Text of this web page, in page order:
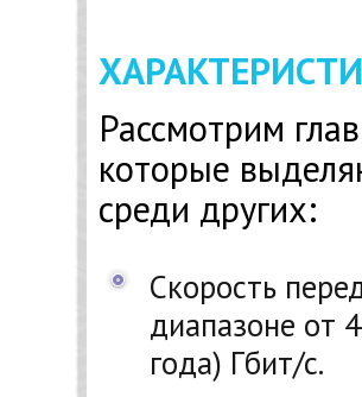
Рассмотрим
которые
среди других:
Скорость
диапазоне от
года) Гбит/с.